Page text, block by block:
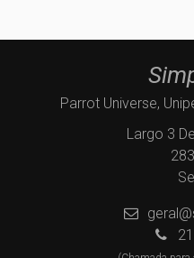
Parrot Universe,
Largo 3